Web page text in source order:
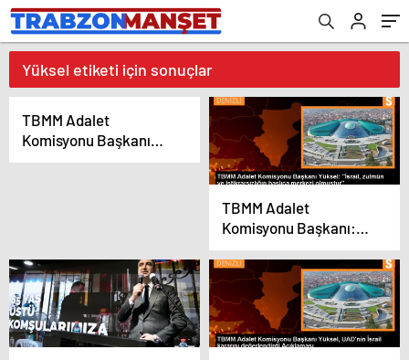
Yüksel etiketi için sonuçlar
TBMM Adalet
Komisyonu Başkanı
Cüneyt Yüksel, İsrail’in
TBMM Adalet
Komisyonu Başkanı:
İsrail zulmün ve
istikrarsızlığın merkezi